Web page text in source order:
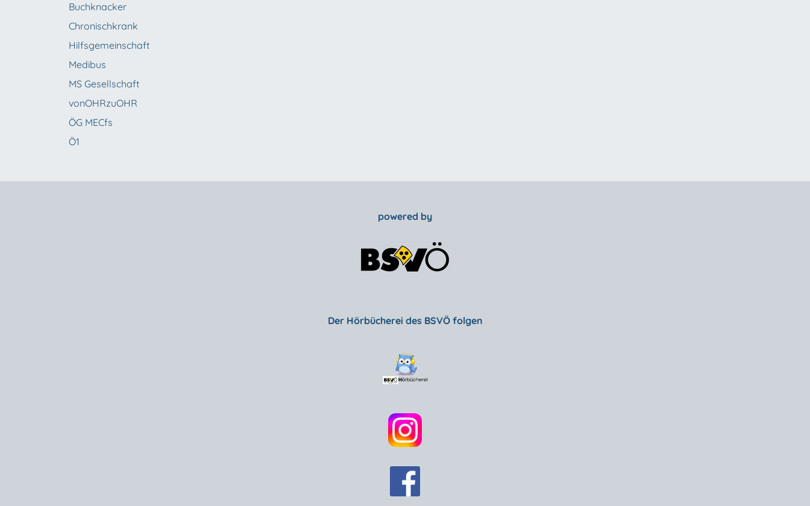
Buchknacker
Chronischkrank
Hilfsgemeinschaft
Medibus
MS Gesellschaft
vonOHRzuOHR
ÖG MECfs
Ö1
powered by
Der Hörbücherei des BSVÖ folgen